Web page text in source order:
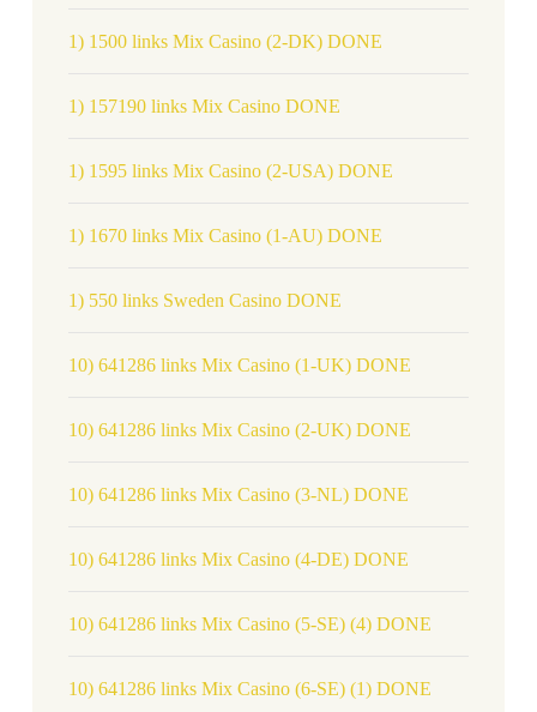
1) 1500 links Mix Casino (2-DK) DONE
1) 157190 links Mix Casino DONE
1) 1595 links Mix Casino (2-USA) DONE
1) 1670 links Mix Casino (1-AU) DONE
1) 550 links Sweden Casino DONE
10) 641286 links Mix Casino (1-UK) DONE
10) 641286 links Mix Casino (2-UK) DONE
10) 641286 links Mix Casino (3-NL) DONE
10) 641286 links Mix Casino (4-DE) DONE
10) 641286 links Mix Casino (5-SE) (4) DONE
10) 641286 links Mix Casino (6-SE) (1) DONE